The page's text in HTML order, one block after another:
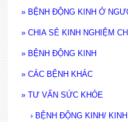
» BỆNH ĐỘNG KINH Ở
» CHIA SẺ KINH NGHIỆM
» BỆNH ĐỘNG KINH
» CÁC BỆNH KHÁC
» TƯ VẤN SỨC KHỎE
› BỆNH ĐỘNG KINH/